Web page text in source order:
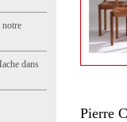
dans
Pierre